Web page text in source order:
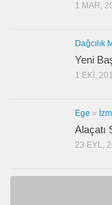
1 MAR,
Dağcılık
Yeni
1 EKI,
Ege »
Alaçatı
23 EYL,